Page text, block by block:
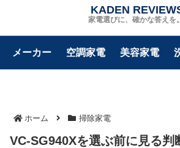
家電選びに、確かな答えを。
KADEN
メーカー 空調家電 美容家電
ホーム 掃除家電
VC-SG940Xを選ぶ前に見る判